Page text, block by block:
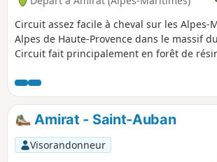
Circuit assez facile à cheval sur les Alpes-
Alpes de Haute-Provence dans le massif
Circuit fait principalement en forêt de
d’Amirat qui offre depuis sa belle place une
panoramique sur la vallée et le village de
Cassien avec son château.
Amirat - Saint-Auban
Visorandonneur